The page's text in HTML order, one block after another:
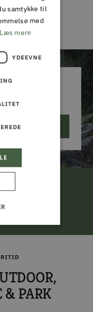
*
& PARK
samtykke til
med
Læs mere
YDEEVNE